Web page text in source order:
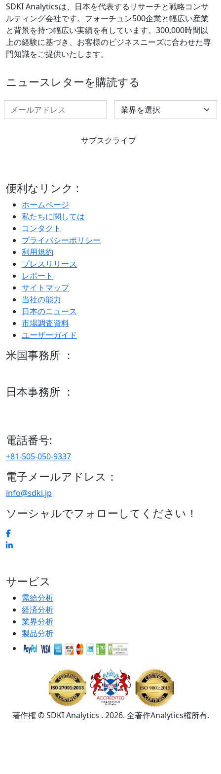
SDKI Analyticsは、日本を代表するリサーチと戦略コンサ
ルティング会社です。フォーチュン500企業と幅広い産業
と背景を持つ幅広い実績を有しています。300,000時間以
上の経験に基づき、お客様のビジネスニーズに合わせた専
門知識をご提供いたします。
ニュースレターを購読する
Select Industry
サブスクライブ
便利なリンク :
ホームページ
私たちに関しては
コンタクト
プライバシーポリシー
利用規約
プレスリリース
レポート
サイトマップ
当社の能力
日本のニュース
市場調査資料
ユーザーガイド
米国事務所 ：
日本事務所 ：
電話番号:
+81-505-050-9337
電子メールアドレス：
info@sdki.jp
ソーシャルでフォローしてください！
サービス
需給分析
経済分析
業界分析
製品分析
著作権 © SDKI Analytics . 2026. 全著作Analytics権所有.